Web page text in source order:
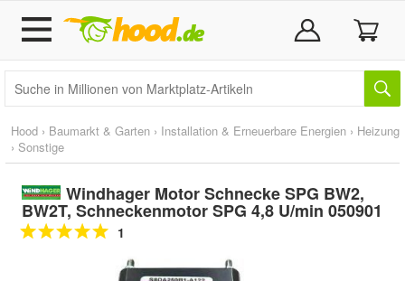
Hood › Baumarkt & Garten › Installation & Erneuerbare Energien › Heizung
› Sonstige
Windhager Motor Schnecke SPG BW2,
BW2T, Schneckenmotor SPG 4,8 U/min 050901
1